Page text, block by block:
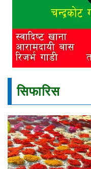
सिफारिस